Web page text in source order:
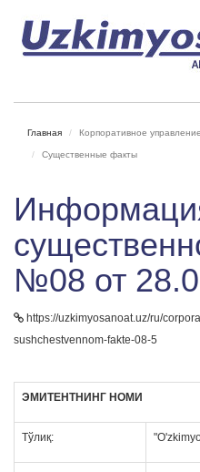
Главная Корпоративное управление
Существенные факты
№08 от
https://uzkimyosanoat.uz/ru/
sushchestvennom-fakte-08-5
ЭМИТЕНТНИНГ НОМИ
Тўлиқ: